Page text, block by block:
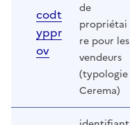
codt
yppr
ov
de
propriétai
re pour les
vendeurs
(typologie
Cerema)